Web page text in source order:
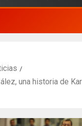
una historia de